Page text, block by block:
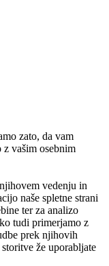
zato, da vam
vašim osebnim
vedenju in
naše spletne strani
ter za analizo
tudi primerjamo z
prek njihovih
že uporabljate